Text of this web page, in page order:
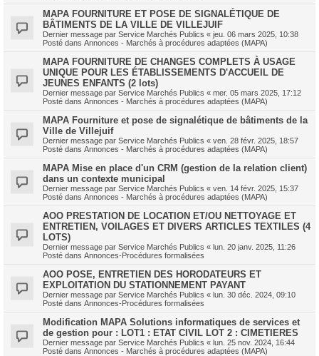
MAPA FOURNITURE ET POSE DE SIGNALÉTIQUE DE
BÂTIMENTS DE LA VILLE DE VILLEJUIF
Dernier message par Service Marchés Publics « jeu. 06 mars 2025, 10:38
Posté dans Annonces - Marchés à procédures adaptées (MAPA)
MAPA FOURNITURE DE CHANGES COMPLETS À USAGE
UNIQUE POUR LES ÉTABLISSEMENTS D'ACCUEIL DE
JEUNES ENFANTS (2 lots)
Dernier message par Service Marchés Publics « mer. 05 mars 2025, 17:12
Posté dans Annonces - Marchés à procédures adaptées (MAPA)
MAPA Fourniture et pose de signalétique de bâtiments de la
Ville de Villejuif
Dernier message par Service Marchés Publics « ven. 28 févr. 2025, 18:57
Posté dans Annonces - Marchés à procédures adaptées (MAPA)
MAPA Mise en place d'un CRM (gestion de la relation client)
dans un contexte municipal
Dernier message par Service Marchés Publics « ven. 14 févr. 2025, 15:37
Posté dans Annonces - Marchés à procédures adaptées (MAPA)
AOO PRESTATION DE LOCATION ET/OU NETTOYAGE ET
ENTRETIEN, VOILAGES ET DIVERS ARTICLES TEXTILES (4
LOTS)
Dernier message par Service Marchés Publics « lun. 20 janv. 2025, 11:26
Posté dans Annonces-Procédures formalisées
AOO POSE, ENTRETIEN DES HORODATEURS ET
EXPLOITATION DU STATIONNEMENT PAYANT
Dernier message par Service Marchés Publics « lun. 30 déc. 2024, 09:10
Posté dans Annonces-Procédures formalisées
Modification MAPA Solutions informatiques de services et
de gestion pour : LOT1 : ETAT CIVIL LOT 2 : CIMETIERES
Dernier message par Service Marchés Publics « lun. 25 nov. 2024, 16:44
Posté dans Annonces - Marchés à procédures adaptées (MAPA)